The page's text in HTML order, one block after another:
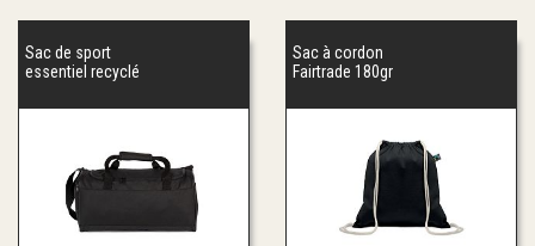
Sac de sport
essentiel recyclé
Sac à cordon
Fairtrade 180gr